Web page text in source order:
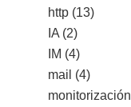
http (13)
IA (2)
IM (4)
mail (4)
monitorización